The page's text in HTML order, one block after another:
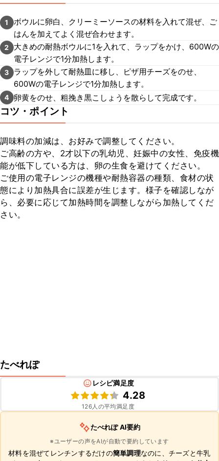
1
ボウルに卵白、クリーミーソースの材料を入れて混ぜ、ご
はんを加えてよく混ぜ合わせます。
2
大きめの耐熱ボウルに1を入れて、ラップをかけ、600Wの
電子レンジで1分加熱します。
3
ラップを外して耐熱皿に移し、ピザ用チーズをのせ、
600Wの電子レンジで1分加熱します。
4 卵黄をのせ、粗挽き黒こしょうを散らして完成です。
コツ・ポイント
調味料の加減は、お好みで調整してください。
ご高齢の方や、2才以下の乳幼児、妊娠中の女性、免疫機
能が低下している方は、卵の生食を避けてください。
ご使用の電子レンジの機種や耐熱容器の種類、食材の状
態により加熱具合に誤差が生じます。様子を確認しなが
ら、必要に応じて加熱時間を調整しながら加熱してくだ
さい。
たべれぽ
レシピ満足度
4.28
126人の平均満足度
たべれぽ AI要約
※ユーザーの声をAIが自動で要約しています
材料を混ぜてレンチンするだけの簡単調理なのに、チーズと牛乳